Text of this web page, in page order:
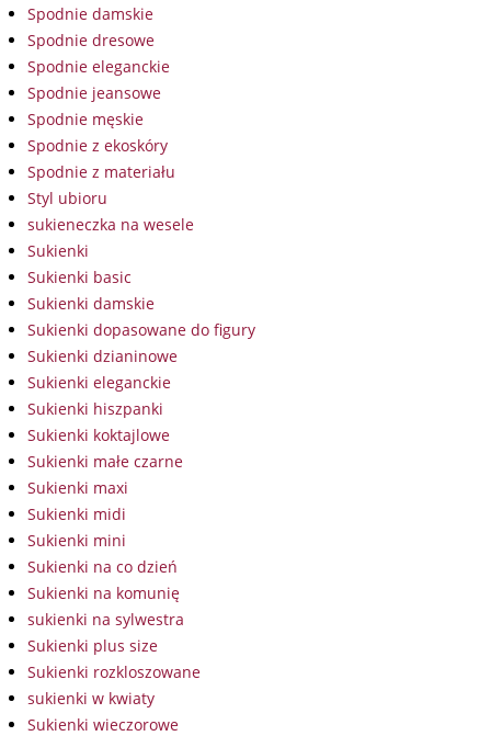
Spodnie damskie
Spodnie dresowe
Spodnie eleganckie
Spodnie jeansowe
Spodnie męskie
Spodnie z ekoskóry
Spodnie z materiału
Styl ubioru
sukieneczka na wesele
Sukienki
Sukienki basic
Sukienki damskie
Sukienki dopasowane do figury
Sukienki dzianinowe
Sukienki eleganckie
Sukienki hiszpanki
Sukienki koktajlowe
Sukienki małe czarne
Sukienki maxi
Sukienki midi
Sukienki mini
Sukienki na co dzień
Sukienki na komunię
sukienki na sylwestra
Sukienki plus size
Sukienki rozkloszowane
sukienki w kwiaty
Sukienki wieczorowe